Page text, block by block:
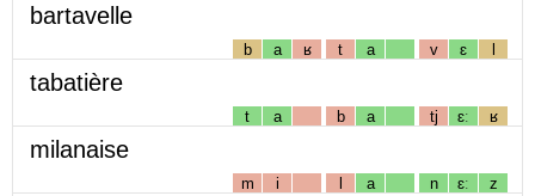
bartavelle
b a ʁ t a v ɛ l
tabatière
t a b a tj ɛː ʁ
milanaise
m i l a n ɛː z